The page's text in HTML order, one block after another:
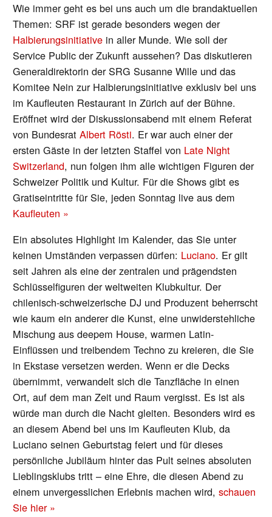
Wie immer geht es bei uns auch um die brandaktuellen
Themen: SRF ist gerade besonders wegen der
Halbierungsinitiative in aller Munde. Wie soll der
Service Public der Zukunft aussehen? Das diskutieren
Generaldirektorin der SRG Susanne Wille und das
Komitee Nein zur Halbierungsinitiative exklusiv bei uns
im Kaufleuten Restaurant in Zürich auf der Bühne.
Eröffnet wird der Diskussionsabend mit einem Referat
von BundesratAlbert Rösti. Er war auch einer der
ersten Gäste in der letzten Staffel von Late Night
Switzerland, nun folgen ihm alle wichtigen Figuren der
Schweizer Politik und Kultur. Für die Shows gibt es
Gratiseintritte für Sie, jeden Sonntag live aus dem
Kaufleuten »
Ein absolutes Highlight im Kalender, das Sie unter
keinen Umständen verpassen dürfen: Luciano. Er gilt
seit Jahren als eine der zentralen und prägendsten
Schlüsselfiguren der weltweiten Klubkultur. Der
chilenisch-schweizerische DJ und Produzent beherrscht
wie kaum ein anderer die Kunst, eine unwiderstehliche
Mischung aus deepem House, warmen Latin-
Einflüssen und treibendem Techno zu kreieren, die Sie
in Ekstase versetzen werden. Wenn er die Decks
übernimmt, verwandelt sich die Tanzfläche in einen
Ort, auf dem man Zeit und Raum vergisst. Es ist als
würde man durch die Nacht gleiten. Besonders wird es
an diesem Abend bei uns im Kaufleuten Klub, da
Luciano seinen Geburtstag feiert und für dieses
persönliche Jubiläum hinter das Pult seines absoluten
Lieblingsklubs tritt – eine Ehre, die diesen Abend zu
einem unvergesslichen Erlebnis machen wird,schauen
Sie hier »